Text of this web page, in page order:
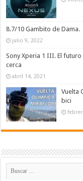
8.7/10 Gambito de Dama.
julio 9, 2022
Sony Xperia 1 III. El
cerca
abril 14, 2021
Vuelta
bici